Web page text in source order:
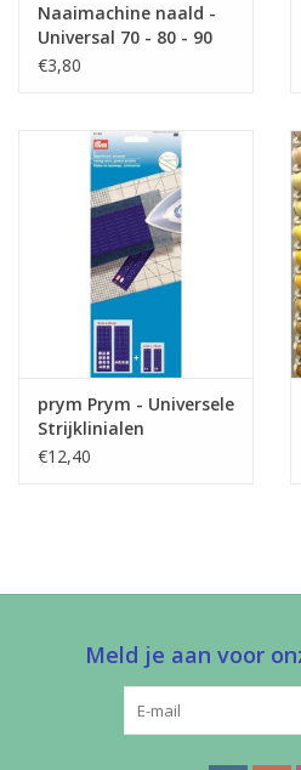
Naaimachine naald -
Universal 70 - 80 - 90
€3,80
prym Prym - Universele
Strijklinialen
€12,40
Meld je aan voor